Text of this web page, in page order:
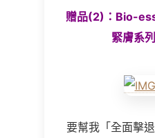
贈品(2)：Bio-
緊膚系
要幫我「全面擊